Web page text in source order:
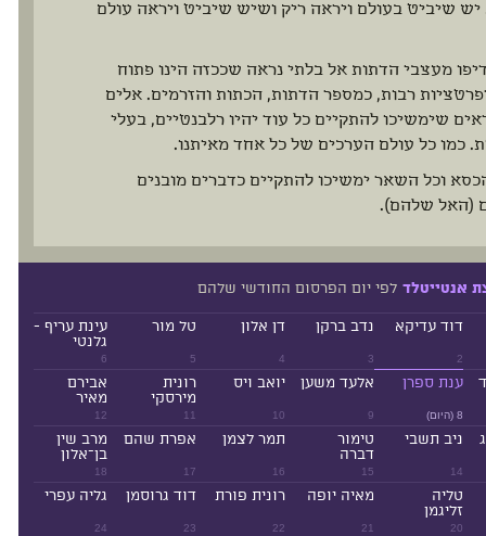
יש שיביט בעולם ויראה ריק ושיש שיביט ויראה עולם
מעצבי הדתות אל בלתי נראה שככזה הינו פתוח
רבות, כמספר הדתות, הכתות והזרמים. אלים
שימשיכו להתקיים כל עוד יהיו רלבנטיים, בעלי
כמו כל עולם הערכים של כל אחד מאיתנו.
וכל השאר ימשיכו להתקיים כדברים מובנים
(האל שלהם).
אנטייטלד לפי יום הפרסום החודשי שלהם
2
דוד עדיקא
3
נדב ברקן
4
דן אלון
5
טל מור
6
עינת עריף -
גלנטי
8 (היום)
ענת ספרן
9
אלעד משען
10
יואב ויס
11
רונית
מירסקי
12
אבירם
מאיר
14
ניב תשבי
15
טימור
דברה
16
תמר לצמן
17
אפרת שהם
18
מרב שין
בן־אלון
20
טליה
זליגמן
21
מאיה יופה
22
רונית פורת
23
דוד גרוסמן
24
גליה עפרי